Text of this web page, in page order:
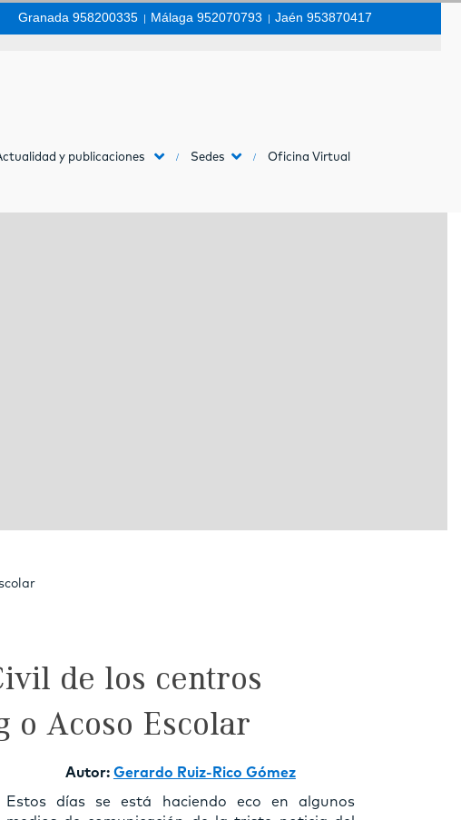
Granada 958200335 | Málaga 952070793 | Jaén 953870417
y publicaciones Sedes Oficina Virtual
de los centros
o Acoso Escolar
Autor: Gerardo Ruiz-Rico Gómez
Estos días se está haciendo eco en algunos